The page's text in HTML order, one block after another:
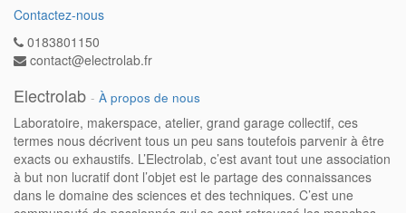
Contactez-nous
0183801150
contact@electrolab.fr
Electrolab - À propos de nous
Laboratoire, makerspace, atelier, grand garage collectif, ces
termes nous décrivent tous un peu sans toutefois parvenir à être
exacts ou exhaustifs. L’Electrolab, c’est avant tout une association
à but non lucratif dont l’objet est le partage des connaissances
dans le domaine des sciences et des techniques. C’est une